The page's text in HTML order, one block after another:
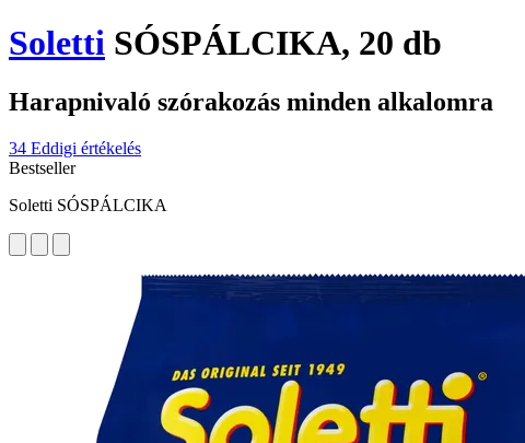
Soletti SÓSPÁLCIKA, 20 db
Harapnivaló szórakozás minden alkalomra
34 Eddigi értékelés
Bestseller
Soletti SÓSPÁLCIKA